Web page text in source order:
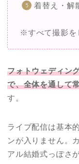
着替え・解
※すべて撮影を
フォトウェディン
で、全体を通して
す。
ライブ配信は基本
ンが入りません。
アル結婚式っぽさ